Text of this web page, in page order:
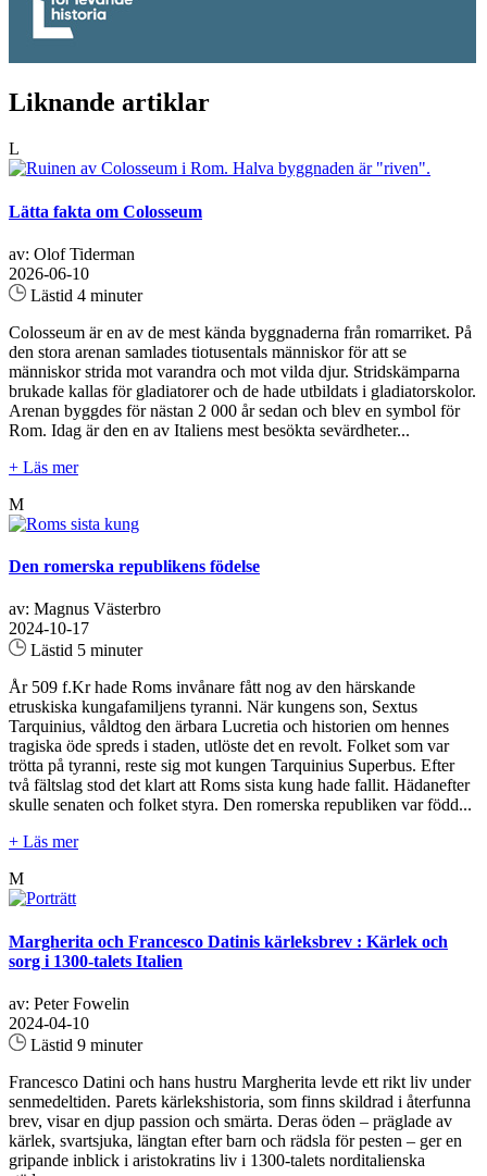
Liknande artiklar
L
Lätta fakta om Colosseum
av: Olof Tiderman
2026-06-10
Lästid 4 minuter
Colosseum är en av de mest kända byggnaderna från romarriket. På
den stora arenan samlades tiotusentals människor för att se
människor strida mot varandra och mot vilda djur. Stridskämparna
brukade kallas för gladiatorer och de hade utbildats i gladiatorskolor.
Arenan byggdes för nästan 2 000 år sedan och blev en symbol för
Rom. Idag är den en av Italiens mest besökta sevärdheter...
+ Läs mer
M
Den romerska republikens födelse
av: Magnus Västerbro
2024-10-17
Lästid 5 minuter
År 509 f.Kr hade Roms invånare fått nog av den härskande
etruskiska kungafamiljens tyranni. När kungens son, Sextus
Tarquinius, våldtog den ärbara Lucretia och historien om hennes
tragiska öde spreds i staden, utlöste det en revolt. Folket som var
trötta på tyranni, reste sig mot kungen Tarquinius Superbus. Efter
två fältslag stod det klart att Roms sista kung hade fallit. Hädanefter
skulle senaten och folket styra. Den romerska republiken var född...
+ Läs mer
M
Margherita och Francesco Datinis kärleksbrev : Kärlek och
sorg i 1300-talets Italien
av: Peter Fowelin
2024-04-10
Lästid 9 minuter
Francesco Datini och hans hustru Margherita levde ett rikt liv under
senmedeltiden. Parets kärlekshistoria, som finns skildrad i återfunna
brev, visar en djup passion och smärta. Deras öden – präglade av
kärlek, svartsjuka, längtan efter barn och rädsla för pesten – ger en
gripande inblick i aristokratins liv i 1300-talets norditalienska